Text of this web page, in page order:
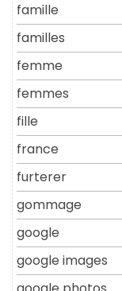
famille
familles
femme
femmes
fille
france
furterer
gommage
google
google images